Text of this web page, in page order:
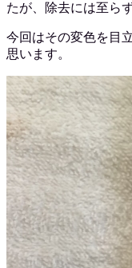
たが、除去には至ら
今回はその変色を目
思います。